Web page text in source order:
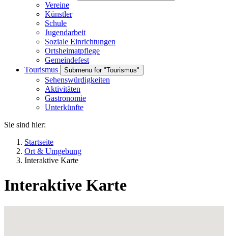
Vereine
Künstler
Schule
Jugendarbeit
Soziale Einrichtungen
Ortsheimatpflege
Gemeindefest
Tourismus
Submenu for "Tourismus"
Sehenswürdigkeiten
Aktivitäten
Gastronomie
Unterkünfte
Sie sind hier:
Startseite
Ort & Umgebung
Interaktive Karte
Interaktive Karte